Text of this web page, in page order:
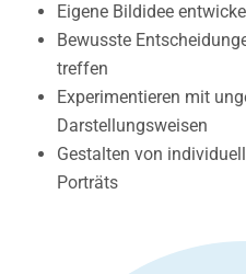
Eigene Bildidee
Bewusste
treffen
Experimentieren mit
Darstellungsweisen
Gestalten von
Porträts